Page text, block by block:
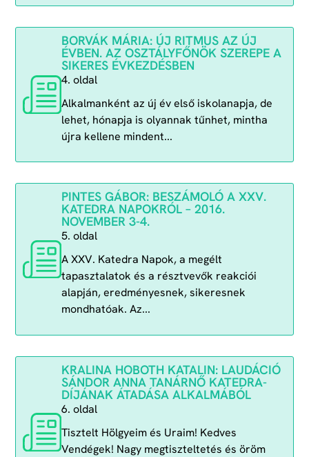
BORVÁK MÁRIA: ÚJ RITMUS AZ ÚJ
ÉVBEN. AZ OSZTÁLYFŐNÖK SZEREPE A
SIKERES ÉVKEZDÉSBEN
4. oldal
Alkalmanként az új év első iskolanapja, de
lehet, hónapja is olyannak tűnhet, mintha
újra kellene mindent...
PINTES GÁBOR: BESZÁMOLÓ A XXV.
KATEDRA NAPOKRÓL – 2016.
NOVEMBER 3-4.
5. oldal
A XXV. Katedra Napok, a megélt
tapasztalatok és a résztvevők reakciói
alapján, eredményesnek, sikeresnek
mondhatóak. Az...
KRALINA HOBOTH KATALIN: LAUDÁCIÓ
SÁNDOR ANNA TANÁRNŐ KATEDRA-
DÍJÁNAK ÁTADÁSA ALKALMÁBÓL
6. oldal
Tisztelt Hölgyeim és Uraim! Kedves
Vendégek! Nagy megtiszteltetés és öröm